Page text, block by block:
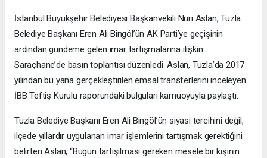
İstanbul Büyükşehir Belediyesi Başkanvekili Nuri Aslan, Tuzla
Belediye Başkanı Eren Ali Bingöl’ün AK Parti’ye geçişinin
ardından gündeme gelen imar tartışmalarına ilişkin
Saraçhane’de basın toplantısı düzenledi. Aslan, Tuzla’da 2017
yılından bu yana gerçekleştirilen emsal transferlerini inceleyen
İBB Teftiş Kurulu raporundaki bulguları kamuoyuyla paylaştı.
Tuzla Belediye Başkanı Eren Ali Bingöl’ün siyasi tercihini değil,
ilçede yıllardır uygulanan imar işlemlerini tartışmak gerektiğini
belirten Aslan, “Bugün tartışılması gereken mesele bir kişinin